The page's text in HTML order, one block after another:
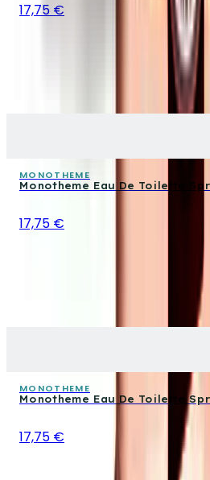
17,75 €
MONOTHEME
Monotheme Eau De Toilette
17,75 €
MONOTHEME
Monotheme Eau De Toilette
17,75 €